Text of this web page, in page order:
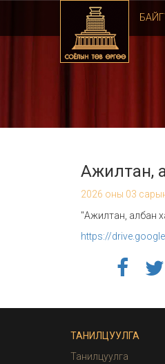
Ажилтан,
2026 оны 03
"Ажилтан, албан
https://
ТАНИЛЦУУЛГА
Танилцуулга